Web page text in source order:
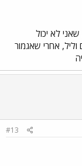
לא יכול
וליל, אחרי שאגמור
#13